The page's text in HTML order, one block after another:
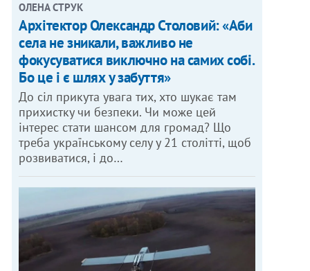
ОЛЕНА СТРУК
Архітектор Олександр Столовий: «Аби
села не зникали, важливо не
фокусуватися виключно на самих собі.
Бо це і є шлях у забуття»
До сіл прикута увага тих, хто шукає там
прихистку чи безпеки. Чи може цей
інтерес стати шансом для громад? Що
треба українському селу у 21 столітті, щоб
розвиватися, і до…